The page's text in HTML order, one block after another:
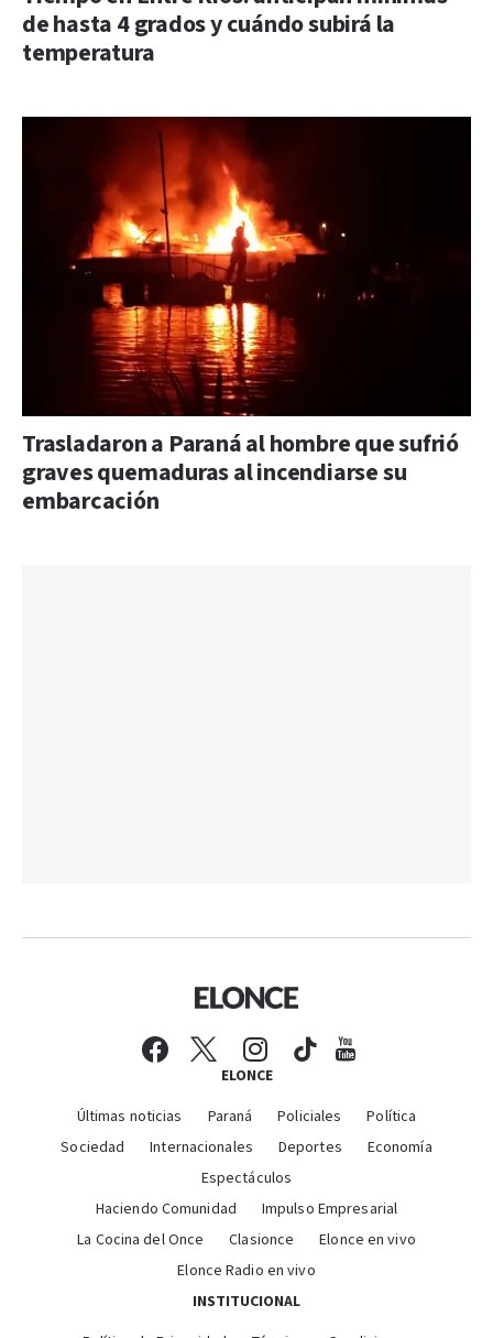
de hasta 4 grados y cuándo subirá la
temperatura
Trasladaron a Paraná al hombre que sufrió
graves quemaduras al incendiarse su
embarcación
ELONCE
Últimas noticias Paraná Policiales
Política
Sociedad
Internacionales Deportes
Economía
Espectáculos
Haciendo Comunidad
Impulso Empresarial
La Cocina del Once
Clasionce
Elonce en vivo
Elonce Radio en vivo
INSTITUCIONAL